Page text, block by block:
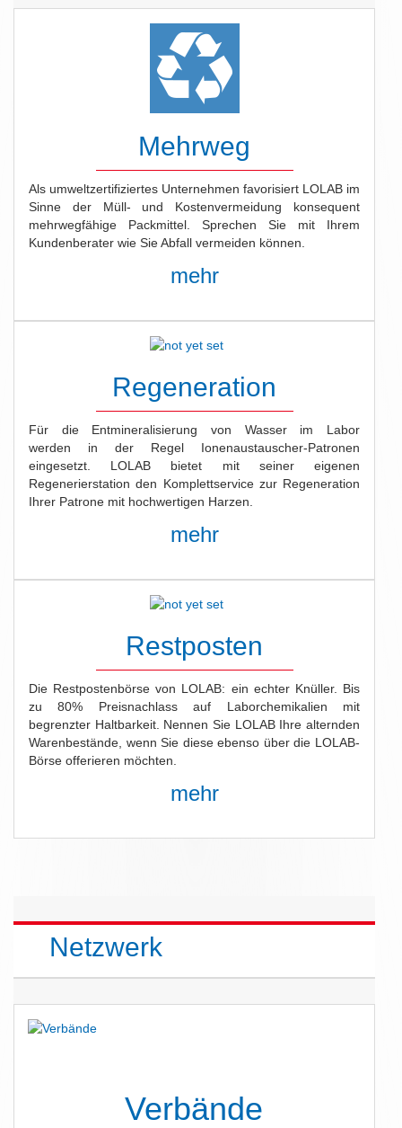
Mehrweg
Als umweltzertifiziertes Unternehmen favorisiert LOLAB im
Sinne der Müll- und Kostenvermeidung konsequent
mehrwegfähige Packmittel. Sprechen Sie mit Ihrem
Kundenberater wie Sie Abfall vermeiden können.
mehr
Regeneration
Für die Entmineralisierung von Wasser im Labor
werden in der Regel Ionenaustauscher-Patronen
eingesetzt. LOLAB bietet mit seiner eigenen
Regenerierstation den Komplettservice zur Regeneration
Ihrer Patrone mit hochwertigen Harzen.
mehr
Restposten
Die Restpostenbörse von LOLAB: ein echter Knüller. Bis
zu 80% Preisnachlass auf Laborchemikalien mit
begrenzter Haltbarkeit. Nennen Sie LOLAB Ihre alternden
Warenbestände, wenn Sie diese ebenso über die LOLAB-
Börse offerieren möchten.
mehr
Netzwerk
Verbände